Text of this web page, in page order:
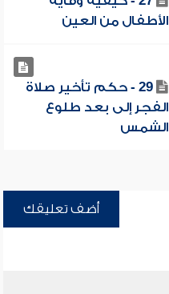
الأطفال من العين
29 - حكم تأخير صلاة
الفجر إلى بعد طلوع
الشمس
أضف تعليقك